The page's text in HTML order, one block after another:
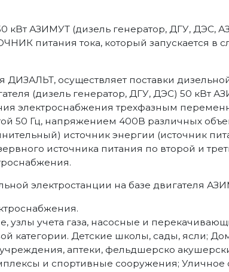
кВт АЗИМУТ (дизель генератор, ДГУ, ДЭС,
питания тока, который запускается в
осуществляет поставки
(дизель генератор, ДГУ, ДЭС) 50 кВт
электроснабжения трехфазным
50 Гц, напряжением 400В различных
источник энергии (источник
источника питания по второй и
электростанции на базе двигателя
узлы учета газа, насосные и
категории. Детские школы, сады, ясли;
аптеки, фельдшерско
и спортивные сооружения; Уличное